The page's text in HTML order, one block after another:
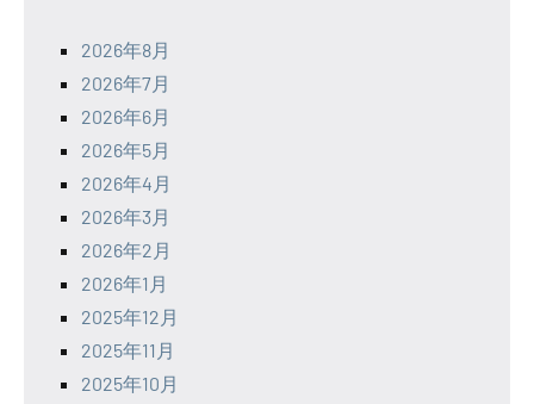
2026年8月
2026年7月
2026年6月
2026年5月
2026年4月
2026年3月
2026年2月
2026年1月
2025年12月
2025年11月
2025年10月